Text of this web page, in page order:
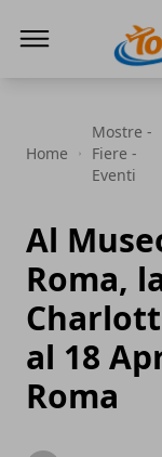
Home
Mostre -
Fiere -
Eventi
Al
Roma,
al 18
Roma